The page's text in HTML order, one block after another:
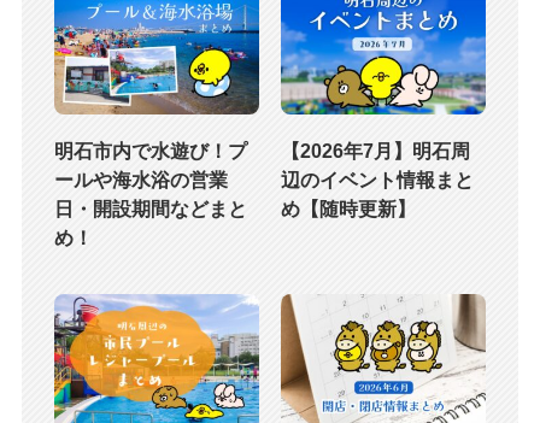
明石市内で水遊び！プ
ールや海水浴の営業
日・開設期間などまと
め！
【2026年7月】明石周
辺のイベント情報まと
め【随時更新】